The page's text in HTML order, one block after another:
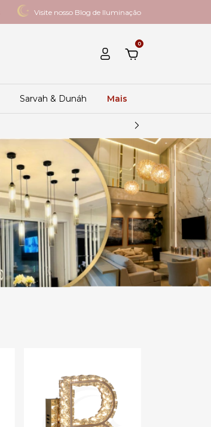
Visite nosso Blog de Iluminação
0
Sarvah & Dunáh Mais